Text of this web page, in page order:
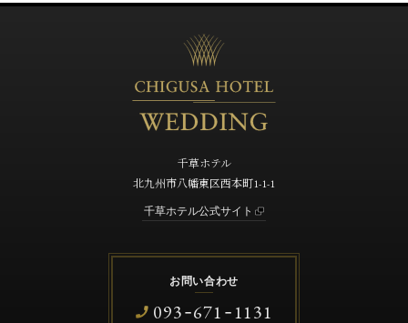
千草ホテル
北九州市八幡東区西本町1-1-1
千草ホテル公式サイト
お問い合わせ
093-671 -1131